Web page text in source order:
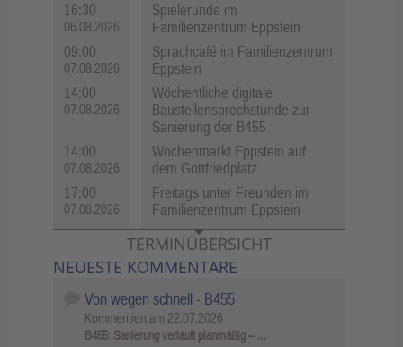
16:30
06.08.2026
Spielerunde im
Familienzentrum Eppstein
09:00
07.08.2026
Sprachcafé im Familienzentrum
Eppstein
14:00
07.08.2026
Wöchentliche digitale
Baustellensprechstunde zur
Sanierung der B455
14:00
07.08.2026
Wochenmarkt Eppstein auf
dem Gottfriedplatz
17:00
07.08.2026
Freitags unter Freunden im
Familienzentrum Eppstein
TERMINÜBERSICHT
NEUESTE KOMMENTARE
Von wegen schnell - B455
Kommentiert am 22.07.2026
B455: Sanierung verläuft planmäßig – …